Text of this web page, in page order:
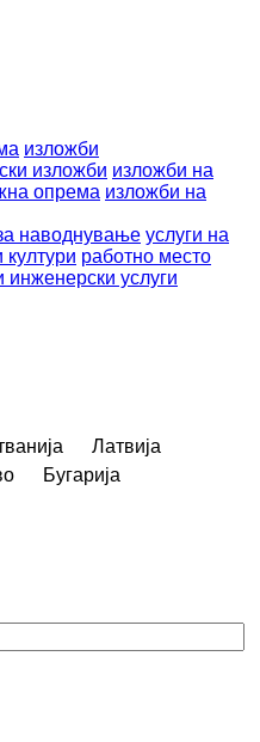
изложби
изложби изложби на
опрема изложби на
наводнување услуги на
култури работно место
инженерски услуги
Латвија
Бугарија